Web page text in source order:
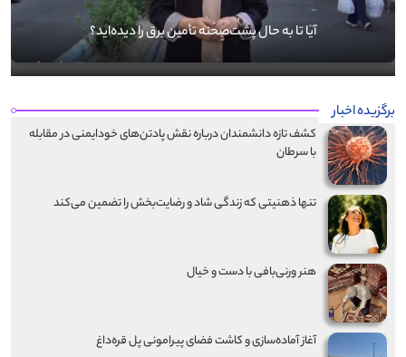
آیا تا به حال پشت‌صحنه تأمین برق را دیده‌اید؟
برگزیده اخبار
کشف تازه دانشمندان درباره نقش پادتن‌های خودایمنی در مقابله
با سرطان
تنها ذهنیتی که زندگی شاد و رضایت‌بخش را تضمین می‌کند
هنر ورنی‌بافی با دست و خیال
آغاز آماده‌سازی و کاشت فضای پیرامونی پل قره‌داغ